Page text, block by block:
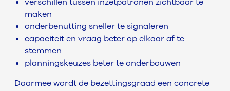
maken
onderbenutting sneller te signaleren
capaciteit en vraag beter op elkaar af te
stemmen
planningskeuzes beter te onderbouwen
Daarmee wordt de bezettingsgraad een concrete